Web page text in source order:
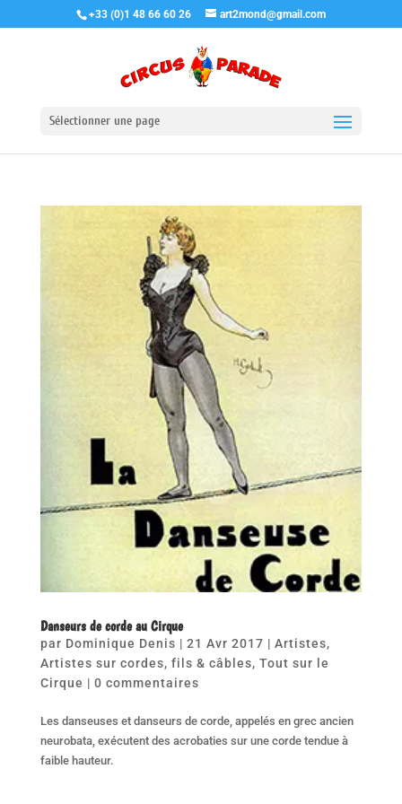
+33 (0)1 48 66 60 26 art2mond@gmail.com
Sélectionner une page
Danseurs de corde au Cirque
par Dominique Denis | 21 Avr 2017 | Artistes,
Artistes sur cordes, fils & câbles, Tout sur le
Cirque | 0 commentaires
Les danseuses et danseurs de corde, appelés en grec ancien
neurobata, exécutent des acrobaties sur une corde tendue à
faible hauteur.